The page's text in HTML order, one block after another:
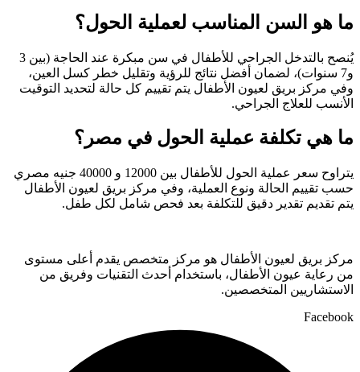
ما هو السن المناسب لعملية الحول؟
يُنصح بالتدخل الجراحي للأطفال في سن مبكرة عند الحاجة (بين 3
و7 سنوات)، لضمان أفضل نتائج للرؤية وتقليل خطر كسل العين،
وفي مركز بريق لعيون الأطفال يتم تقييم كل حالة لتحديد التوقيت
الأنسب للعلاج الجراحي.
ما هي تكلفة عملية الحول في مصر؟
يتراوح سعر عملية الحول للأطفال بين 12000 و 40000 جنيه مصري
حسب تقييم الحالة ونوع العملية، وفي مركز بريق لعيون الأطفال
يتم تقديم تقدير دقيق للتكلفة بعد فحص شامل لكل طفل.
مركز بريق لعيون الأطفال هو مركز متخصص يقدم أعلى مستوى
من رعاية عيون الأطفال، باستخدام أحدث التقنيات وفريق من
الاستشاريين المتخصصين.
Facebook